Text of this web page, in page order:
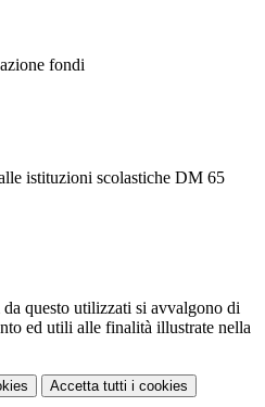
fondi
istituzioni scolastiche DM 65
questo utilizzati si avvalgono di
ed utili alle finalità illustrate nella
Accetta tutti i cookies